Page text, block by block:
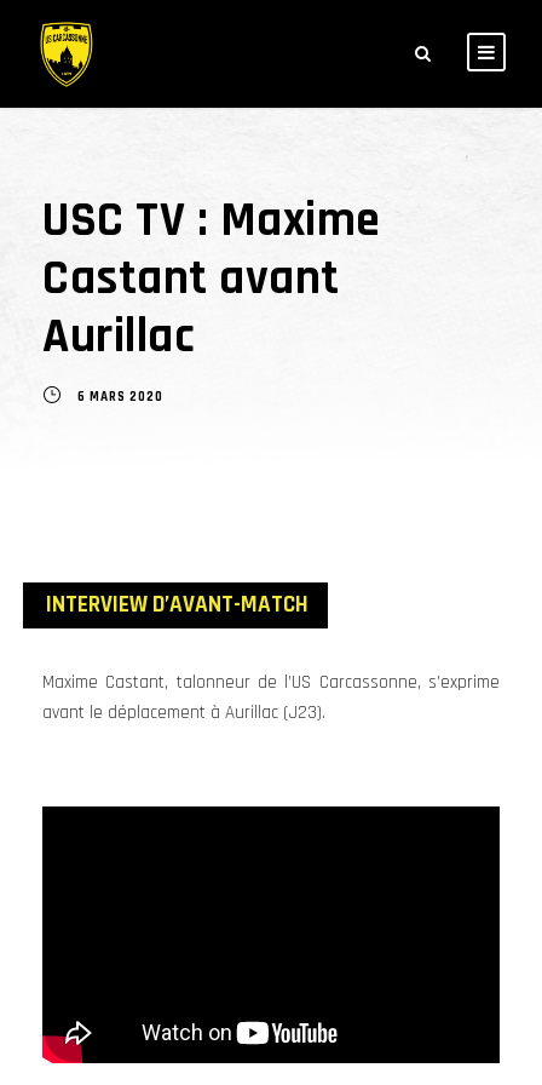
USC TV : Maxime
Castant avant
Aurillac
6 MARS 2020
INTERVIEW D’AVANT-MATCH
Maxime Castant, talonneur de l’US Carcassonne, s’exprime
avant le déplacement à Aurillac (J23).